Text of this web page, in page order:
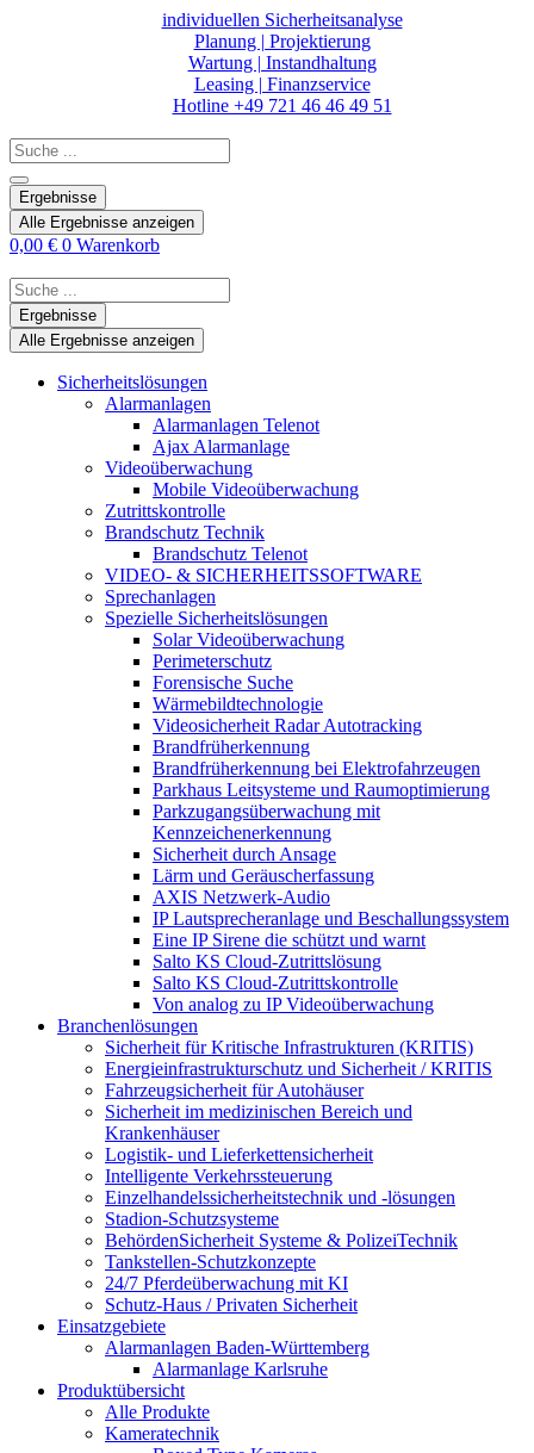
individuellen Sicherheitsanalyse
Planung | Projektierung
Wartung | Instandhaltung
Leasing | Finanzservice
Hotline +49 721 46 46 49 51
Search
...
Ergebnisse
Alle Ergebnisse anzeigen
0,00 € 0 Warenkorb
Search
...Ergebnisse
Alle Ergebnisse anzeigen
Sicherheitslösungen
Alarmanlagen
Alarmanlagen Telenot
Ajax Alarmanlage
Videoüberwachung
Mobile Videoüberwachung
Zutrittskontrolle
Brandschutz Technik
Brandschutz Telenot
VIDEO- & SICHERHEITSSOFTWARE
Sprechanlagen
Spezielle Sicherheitslösungen
Solar Videoüberwachung
Perimeterschutz
Forensische Suche
Wärmebildtechnologie
Videosicherheit Radar Autotracking​
Brandfrüherkennung
Brandfrüherkennung bei Elektrofahrzeugen
Parkhaus Leitsysteme und Raumoptimierung
Parkzugangsüberwachung mit
Kennzeichenerkennung
Sicherheit durch Ansage
Lärm und Geräuscherfassung
AXIS Netzwerk-Audio
IP Lautsprecheranlage und Beschallungssystem
Eine IP Sirene die schützt und warnt
Salto KS Cloud-Zutrittslösung
Salto KS Cloud-Zutrittskontrolle
Von analog zu IP Videoüberwachung
Branchenlösungen
Sicherheit für Kritische Infrastrukturen (KRITIS)
Energieinfrastrukturschutz und Sicherheit / KRITIS
Fahrzeugsicherheit für Autohäuser
Sicherheit im medizinischen Bereich und
Krankenhäuser
Logistik- und Lieferkettensicherheit
Intelligente Verkehrssteuerung
Einzelhandelssicherheitstechnik und -lösungen
Stadion-Schutzsysteme
BehördenSicherheit Systeme & PolizeiTechnik
Tankstellen-Schutzkonzepte​
24/7 Pferdeüberwachung mit KI
Schutz-Haus / Privaten Sicherheit
Einsatzgebiete
Alarmanlagen Baden-Württemberg
Alarmanlage Karlsruhe
Produktübersicht
Alle Produkte
Kameratechnik